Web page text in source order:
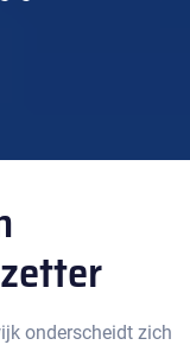
onderscheidt zich